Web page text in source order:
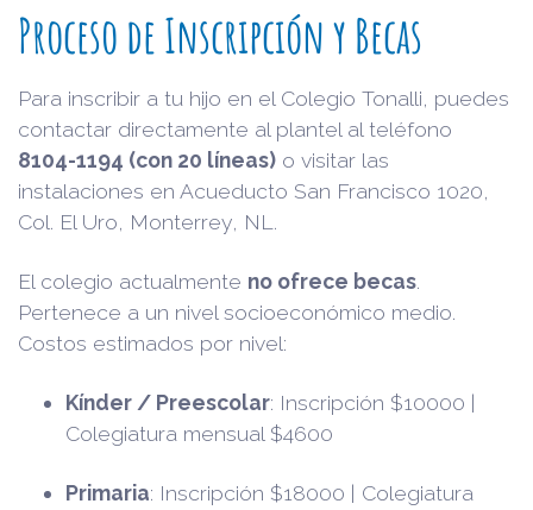
Proceso de Inscripción y Becas
Para inscribir a tu hijo en el Colegio Tonalli, puedes
contactar directamente al plantel al teléfono
8104-1194 (con 20 líneas) o visitar las
instalaciones en Acueducto San Francisco 1020,
Col. El Uro, Monterrey, NL.
El colegio actualmente no ofrece becas
Pertenece a un nivel socioeconómico medio.
Costos estimados por nivel:
Kínder / Preescolar: Inscripción $10000 |
Colegiatura mensual $4600
Primaria: Inscripción $18000 | Colegiatura